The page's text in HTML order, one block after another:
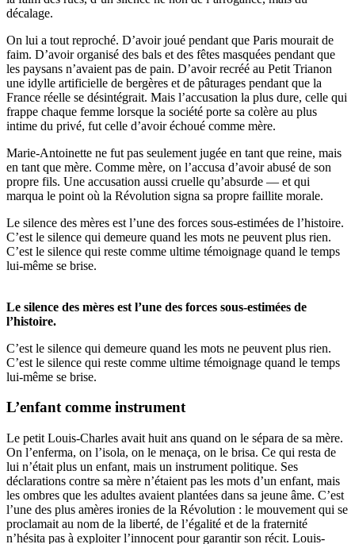
décalage.
On lui a tout reproché. D’avoir joué pendant que Paris mourait de
faim. D’avoir organisé des bals et des fêtes masquées pendant que
les paysans n’avaient pas de pain. D’avoir recréé au Petit Trianon
une idylle artificielle de bergères et de pâturages pendant que la
France réelle se désintégrait. Mais l’accusation la plus dure, celle qui
frappe chaque femme lorsque la société porte sa colère au plus
intime du privé, fut celle d’avoir échoué comme mère.
Marie-Antoinette ne fut pas seulement jugée en tant que reine, mais
en tant que mère. Comme mère, on l’accusa d’avoir abusé de son
propre fils. Une accusation aussi cruelle qu’absurde — et qui
marqua le point où la Révolution signa sa propre faillite morale.
Le silence des mères est l’une des forces sous-estimées de l’histoire.
C’est le silence qui demeure quand les mots ne peuvent plus rien.
C’est le silence qui reste comme ultime témoignage quand le temps
lui-même se brise.
Le silence des mères est l’une des forces sous-estimées de
l’histoire.
C’est le silence qui demeure quand les mots ne peuvent plus rien.
C’est le silence qui reste comme ultime témoignage quand le temps
lui-même se brise.
L’enfant comme instrument
Le petit Louis-Charles avait huit ans quand on le sépara de sa mère.
On l’enferma, on l’isola, on le menaça, on le brisa. Ce qui resta de
lui n’était plus un enfant, mais un instrument politique. Ses
déclarations contre sa mère n’étaient pas les mots d’un enfant, mais
les ombres que les adultes avaient plantées dans sa jeune âme. C’est
l’une des plus amères ironies de la Révolution : le mouvement qui se
proclamait au nom de la liberté, de l’égalité et de la fraternité
n’hésita pas à exploiter l’innocent pour garantir son récit. Louis-